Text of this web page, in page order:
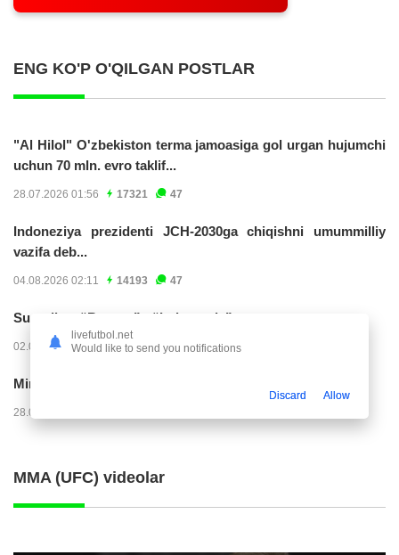
ENG KO'P O'QILGAN POSTLAR
"Al Hilol" O'zbekiston terma jamoasiga gol urgan hujumchi
uchun 70 mln. evro taklif...
28.07.2026 01:56 17321 47
Indoneziya prezidenti JCH-2030ga chiqishni umummilliy
vazifa deb...
04.08.2026 02:11 14193 47
Superliga. “Buxoro” - “Lokomotiv”...
02.08.2026 03:08 7141 47
Mirko Yyelichich: "Birinchi bo'limni juda yomon...
28.07.2026 00:24
MMA (UFC) videolar
livefutbol.net
Would like to send you notifications
Discard Allow